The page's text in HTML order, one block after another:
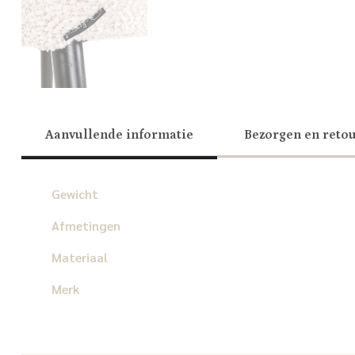
Aanvullende informatie Bezorgen en
Gewicht
Afmetingen
Materiaal
Merk